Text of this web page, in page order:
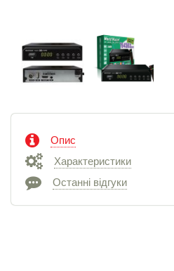
Опис
Характеристики
Останні відгуки